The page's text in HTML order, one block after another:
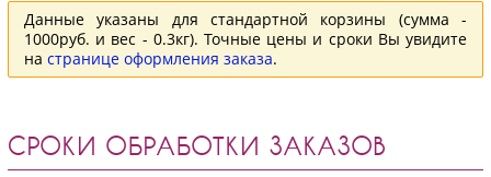
Данные указаны для стандартной корзины (сумма -
1000руб. и вес - 0.3кг). Точные цены и сроки Вы увидите
на странице оформления заказа.
СРОКИ ОБРАБОТКИ ЗАКАЗОВ